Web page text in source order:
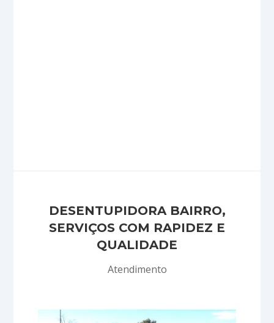
DESENTUPIDORA BAIRRO,
SERVIÇOS COM RAPIDEZ E
QUALIDADE
Atendimento